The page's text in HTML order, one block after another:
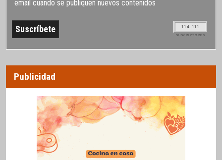
email cuando se publiquen nuevos contenidos
114.111
SUSCRIPTORES
Publicidad